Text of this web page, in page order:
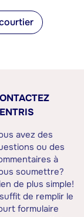
avez des
ou des
à
soumettre?
de plus simple!
de remplir le
formulaire